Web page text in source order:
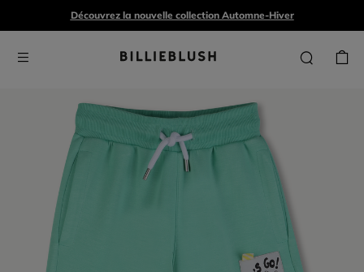
Découvrez la nouvelle collection Automne-Hiver